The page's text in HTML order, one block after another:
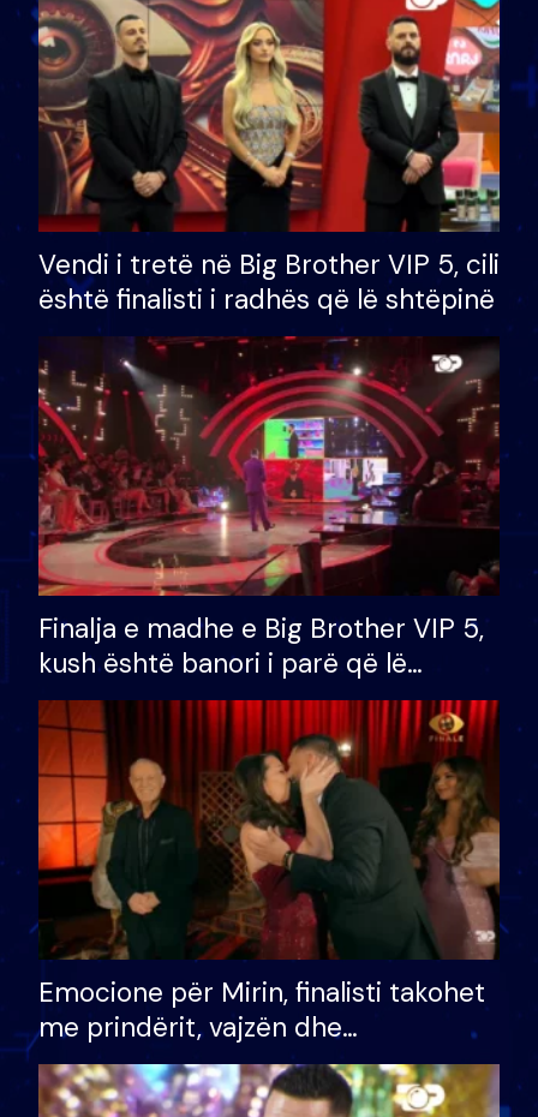
Vendi i tretë në Big Brother VIP 5, cili
është finalisti i radhës që lë shtëpinë
Finalja e madhe e Big Brother VIP 5,
kush është banori i parë që lë
shtëpinë dhe humb mundësinë për
të fituar çmimin e madh
Emocione për Mirin, finalisti takohet
me prindërit, vajzën dhe
bashkëshorten: S’kemi ndonjë letër
divorci apo jo?